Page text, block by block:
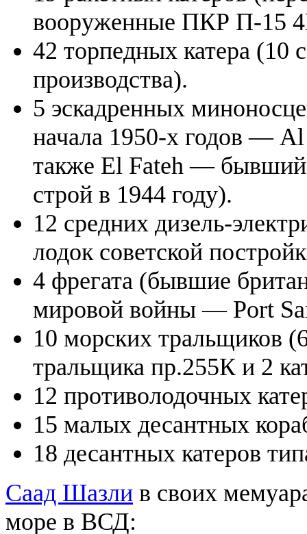
вооруженные ПКР П-15
42 торпедных катера (10
производства).
5 эскадренных
начала 1950-х годов —
также El Fateh — бывший
строй в 1944 году).
12 средних дизель-
лодок советской
4 фрегата (бывшие
мировой войны — Port
10 морских тральщиков
тральщика пр.255К и 2
12 противолодочных
15 малых десантных
18 десантных катеров
Саад Шазли в своих
море в ВСД: